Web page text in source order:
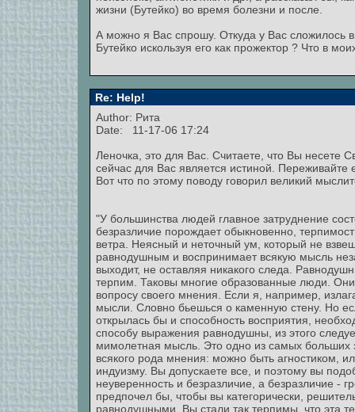
жизни (Бутейко) во время болезни и после.
А можно я Вас спрошу. Откуда у Вас сложилось
Бутейко искользуя его как прожектор ? Что в
Re: Help!
Author: Рита
Date: 11-17-06 17:24
Леночка, это для Вас. Считаете, что Вы несете
сейчас для Вас является истиной. Переживайте
Вот что по этому поводу говорил великий
"У большинства людей главное затруднение
безразличие порождает обыкновенно,
ветра. Неясный и неточный ум, который не
равнодушным и воспринимает всякую мысль
выходит, не оставляя никакого следа.
терпим. Таковы многие образованные люди.
вопросу своего мнения. Если я, например,
мысли. Словно бьешься о каменную стену. Но
открылась бы и способность восприятия,
способу выражения равнодушны, из этого
мимолетная мысль. Это одно из самых больших
всякого рода мнения: можно быть агностиком,
индуизму. Вы допускаете все, и поэтому вы
неуверенность и безразличие, а безразличие -
предпочел бы, чтобы вы категорически,
равнодушными. Вы стали так терпимы, что эта